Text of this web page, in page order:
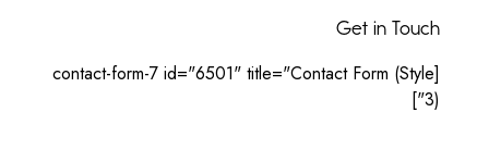
Get in Touch
[contact-form-7 id="6501" title="Contact Form (Style
3)"]